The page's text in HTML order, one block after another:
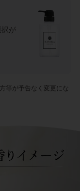
択が
等が予告なく変更にな